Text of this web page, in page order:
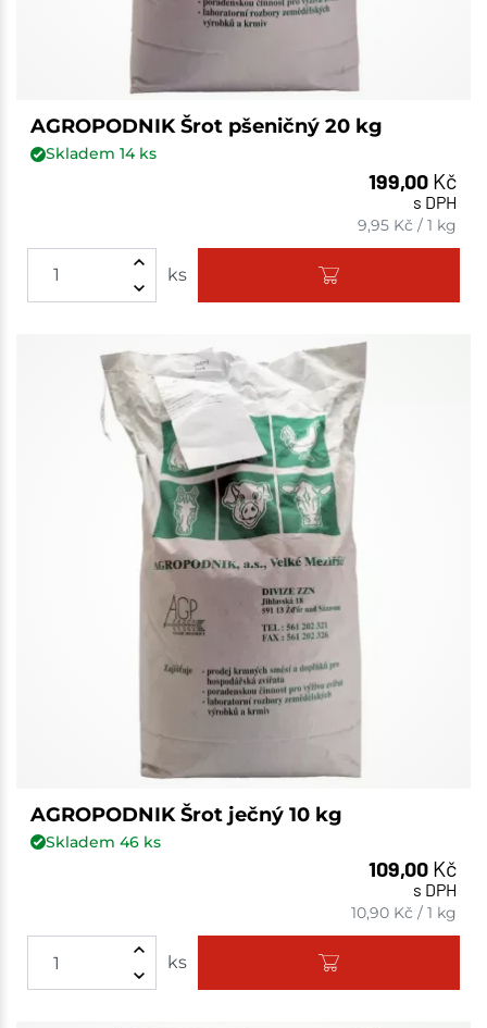
AGROPODNIK Šrot pšeničný 20 kg
Skladem 14ks
199,00 Kč
s DPH
9,95 Kč /1 kg
ks
AGROPODNIK Šrot ječný 10 kg
Skladem 46ks
109,00 Kč
s DPH
10,90 Kč /1 kg
ks